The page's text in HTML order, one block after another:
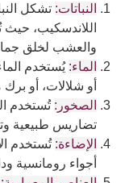
النباتات: تشكل
اللاندسكيب، حيث
والعشب لخلق
الماء: يُستخدم
أو شلالات، أو
الصخور: تُستخدم
تضاريس طبيعية
الإضاءة: تُستخدم
أجواء رومانسية